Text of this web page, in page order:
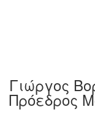
Γιώργος
Πρόεδρος